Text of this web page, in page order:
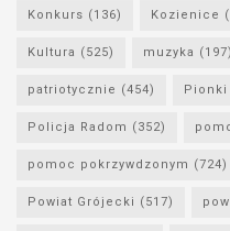
Konkurs (136) Kozienice
Kultura (525) muzyka (197)
patriotycznie (454) Pionki
Policja Radom (352)
pomoc pokrzywdzonym (724)
Powiat Grójecki (517)